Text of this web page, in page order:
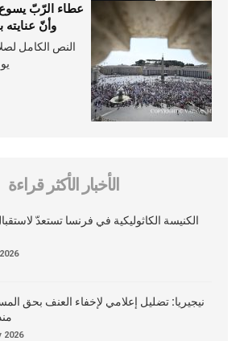
عطاء الرّبّ
وأنّ عنايته
النص الكامل
يوم
الأخبار الأكثر قراءة
الكنيسة الكاثوليكية في فرنسا تستعدّ لاستقبال
نيجيريا: تضليل إعلامي لإخفاء العنف بحق
2026